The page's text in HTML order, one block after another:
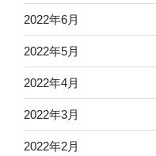
2022年6月
2022年5月
2022年4月
2022年3月
2022年2月